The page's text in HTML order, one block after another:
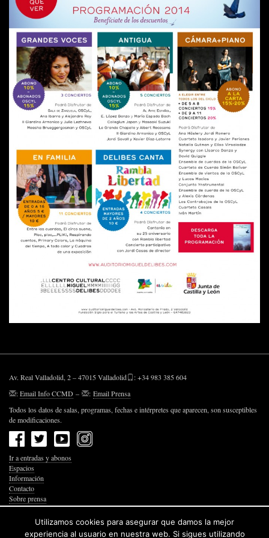
Av. Real Valladolid, 2 – 47015 Valladolid
: +34 983 385 604
:Email Info CCMD – : Email Prensa
Todos los datos de salas, programas, fechas e intérpretes que aparecen, son susceptibles
de modificaciones.
Ir a entradas y abonos
Espacios
Información
Contacto
Sobre prensa
Política de Privacidad
Política de Cookies
Accesibilidad Web
Utilizamos cookies para asegurar que damos la mejor
experiencia al usuario en nuestra web. Si sigues utilizando